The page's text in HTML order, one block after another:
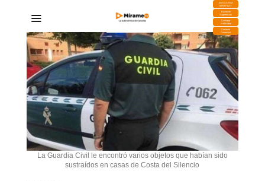
DESCARGA
MIRAPLAY
Buzón de
Sugerencias
Contratar
Publicidad
Contacto
Comercial
La Guardia Civil le encontró varios objetos que habían sido
sustraídos en casas de Costa del Silencio